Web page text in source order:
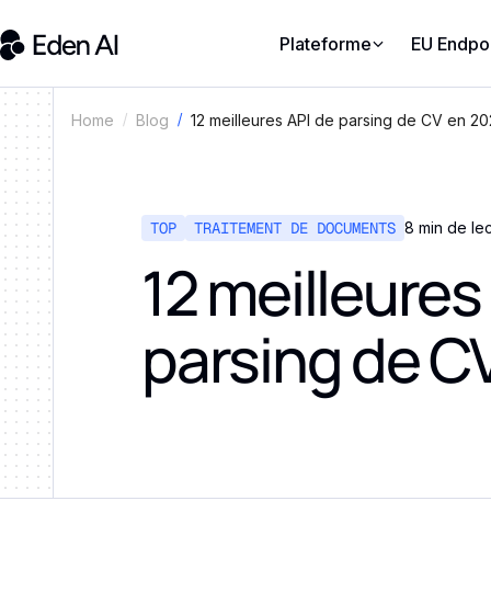
Plateforme EU
Home Blog 12 meilleures API de parsing de CV en
TOP TRAITEMENT DE DOCUMENTS 8 min de
12
parsing de